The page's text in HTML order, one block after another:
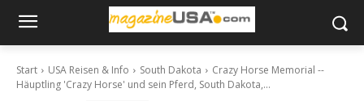
Start USA Reisen & Info South Dakota
Crazy Horse Memorial --
Häuptling 'Crazy Horse' und sein Pferd, South Dakota,...